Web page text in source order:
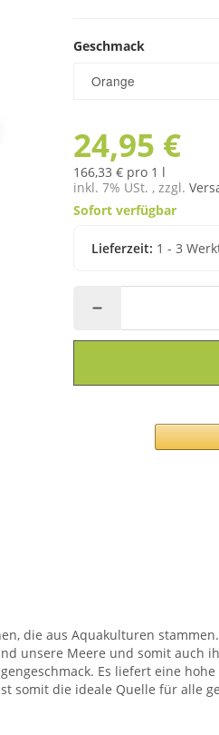
Geschmack
Orange
24,95 €
166,33 € pro 1 l
inkl. 7% USt. , zzgl.
Sofort verfügbar
Lieferzeit: 1 - 3
die aus Aquakulturen
unsere Meere und somit auch
Es liefert eine
somit die ideale Quelle für alle